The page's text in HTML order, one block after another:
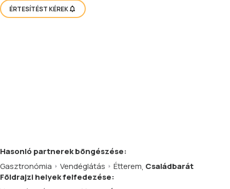
ÉRTESÍTÉST KÉREK
Hasonló partnerekböngészése:
Gasztronómia
Vendéglátás Étterem, Családbarát
Földrajzi helyek felfedezése: